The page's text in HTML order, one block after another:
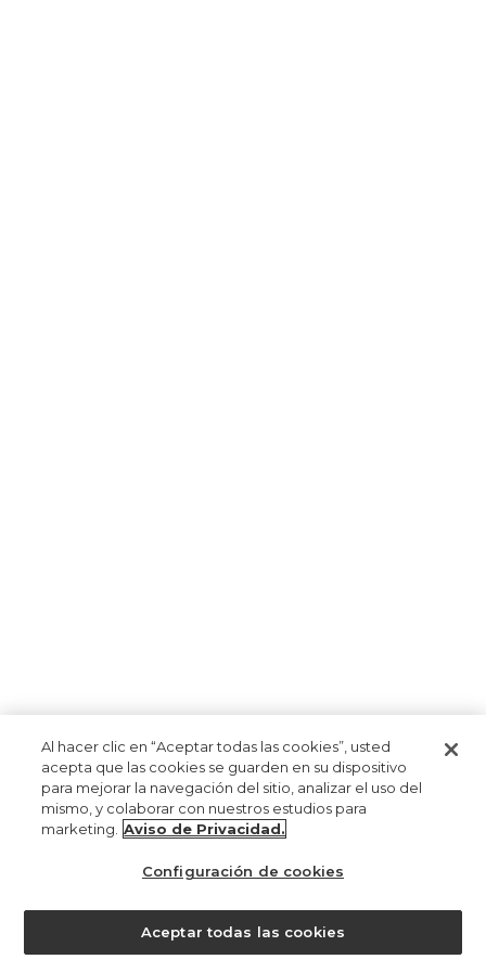
Al hacer clic en “Aceptar todas las cookies”, usted
acepta que las cookies se guarden en su dispositivo
para mejorar la navegación del sitio, analizar el uso del
mismo, y colaborar con nuestros estudios para
marketing. Aviso de Privacidad.
Configuración de cookies
Aceptar todas las cookies